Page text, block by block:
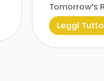
Tomorrow’s
Leggi Tutto